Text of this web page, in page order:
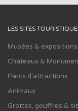
LES SITES
Musées & expositions
Châteaux &
Parcs d'attractions
Animaux
Grottes, gouffres &